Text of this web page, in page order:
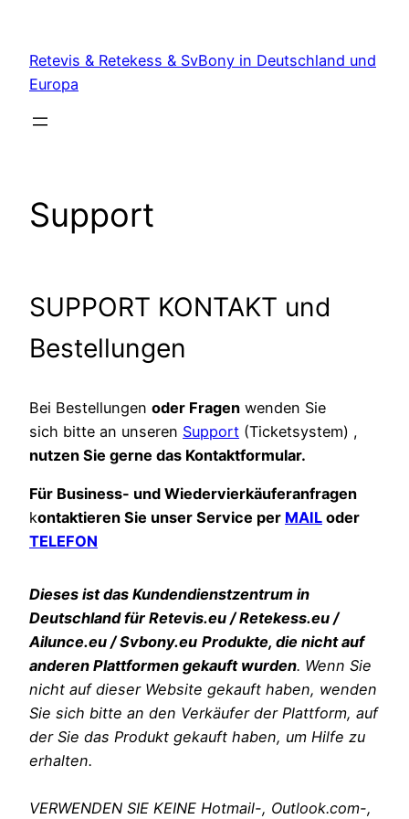
springen
Retevis & Retekess & SvBony in Deutschland und
Europa
Support
SUPPORT KONTAKT und
Bestellungen
Bei Bestellungen oder Fragen wenden Sie
sich bitte an unseren Support (Ticketsystem) ,
nutzen Sie gerne das Kontaktformular.
Für Business- und Wiedervierkäuferanfragen
kontaktieren Sie unser Service per MAIL oder
TELEFON
Dieses ist das Kundendienstzentrum in
Deutschland für Retevis.eu / Retekess.eu /
Ailunce.eu / Svbony.eu Produkte, die nicht auf
anderen Plattformen gekauft wurden. Wenn Sie
nicht auf dieser Website gekauft haben, wenden
Sie sich bitte an den Verkäufer der Plattform, auf
der Sie das Produkt gekauft haben, um Hilfe zu
erhalten.
VERWENDEN SIE KEINE Hotmail-, Outlook.com-,